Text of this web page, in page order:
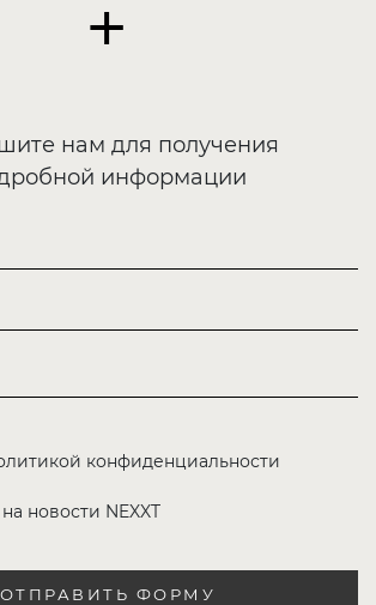
+
нам для получения
информации
конфиденциальности
новости NEXXT
ОТПРАВИТЬ ФОРМУ